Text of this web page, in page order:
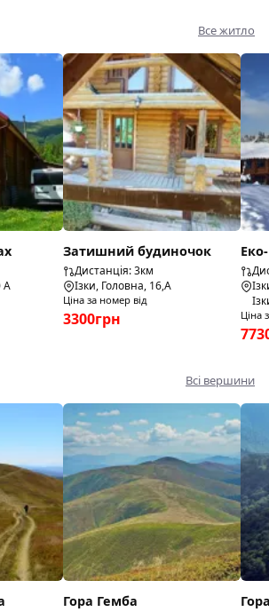
Все житло
А
Затишний будиночок
Дистанція: 3км
Ізки, Головна, 16,А
Ціна за номер від
3300грн Ціна
Всі вершини
Гора Гемба